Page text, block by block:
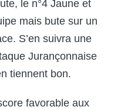
le n°4 Jaune et
mais bute sur un
S’en suivra une
Jurançonnaise
tiennent bon.
favorable aux